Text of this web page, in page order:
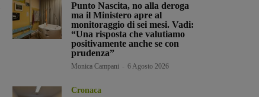
Punto Nascita, no alla deroga
ma il Ministero apre al
monitoraggio di sei mesi. Vadi:
“Una risposta che valutiamo
positivamente anche se con
prudenza”
Monica Campani 6 Agosto 2026
Cronaca